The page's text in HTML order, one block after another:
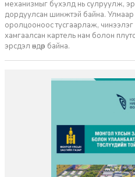
механизмыг бүхэлд нь сулруулж,
дордуулсан шинжтэй байна. Улмаар
оролцооноос тусгаарлаж,
хамгаалсан картель нам болон
эрсдэл өндөр байна.